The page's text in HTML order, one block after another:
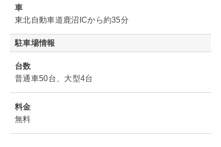
車
東北自動車道鹿沼ICから約35分
駐車場情報
台数
普通車50台、大型4台
料金
無料